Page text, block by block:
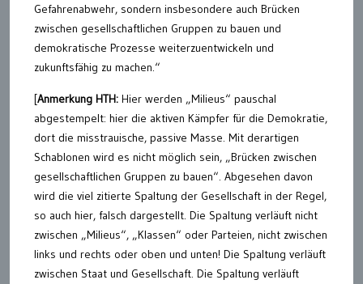
Gefahrenabwehr, sondern insbesondere auch Brücken
zwischen gesellschaftlichen Gruppen zu bauen und
demokratische Prozesse weiterzuentwickeln und
zukunftsfähig zu machen.“
[Anmerkung HTH: Hier werden „Milieus“ pauschal
abgestempelt: hier die aktiven Kämpfer für die Demokratie,
dort die misstrauische, passive Masse. Mit derartigen
Schablonen wird es nicht möglich sein, „Brücken zwischen
gesellschaftlichen Gruppen zu bauen“. Abgesehen davon
wird die viel zitierte Spaltung der Gesellschaft in der Regel,
so auch hier, falsch dargestellt. Die Spaltung verläuft nicht
zwischen „Milieus“, „Klassen“ oder Parteien, nicht zwischen
links und rechts oder oben und unten! Die Spaltung verläuft
zwischen Staat und Gesellschaft. Die Spaltung verläuft